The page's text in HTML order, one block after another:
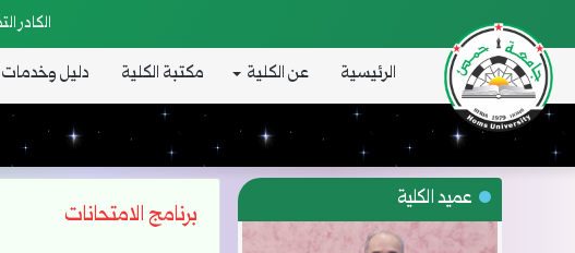
الكادر
الرئيسية عن الكلية مكتبة الكلية دليل وخدمات
برنامج الامتحانات
عميد الكلية